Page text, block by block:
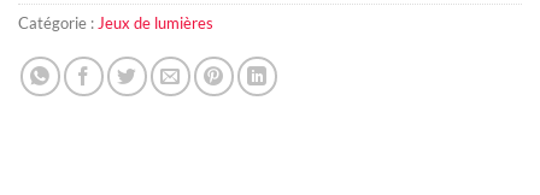
Catégorie : Jeux de lumières